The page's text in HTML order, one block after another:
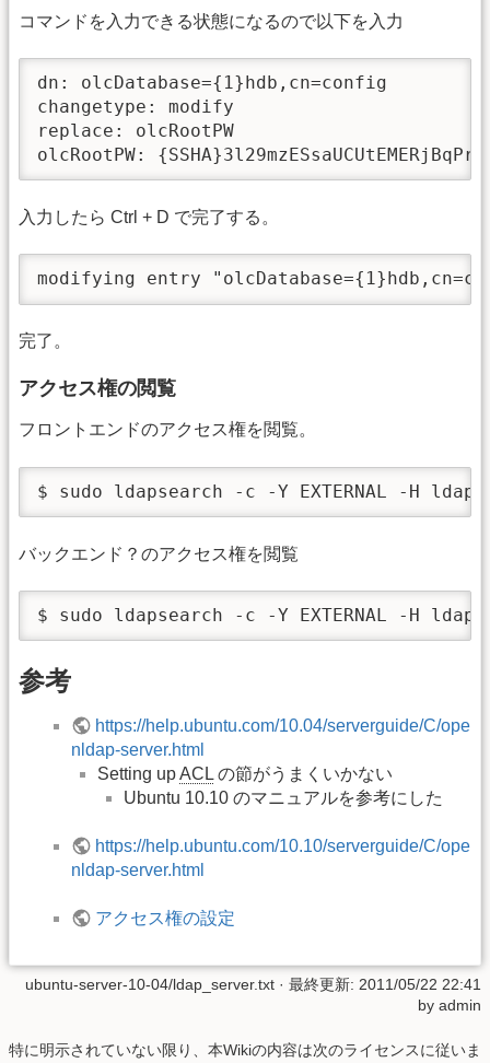
コマンドを入力できる状態になるので以下を入力
dn: olcDatabase={1}hdb,cn=config
changetype: modify
replace: olcRootPW
olcRootPW:
入力したら Ctrl + D で完了する。
modifying entry
完了。
アクセス権の閲覧
フロントエンドのアクセス権を閲覧。
$ sudo ldapsearch -c -Y EXTERNAL -H
バックエンド？のアクセス権を閲覧
$ sudo ldapsearch -c -Y EXTERNAL -H
参考
https://help.ubuntu.com/10.04/serverguide/C/ope
nldap-server.html
Setting upACL の節がうまくいかない
Ubuntu 10.10 のマニュアルを参考にした
https://help.ubuntu.com/10.10/serverguide/C/ope
nldap-server.html
アクセス権の設定
ubuntu-server-10-04/ldap_server.txt · 最終更新: 2011/05/22 22:41
by admin
特に明示されていない限り、本Wikiの内容は次のライセンスに従いま